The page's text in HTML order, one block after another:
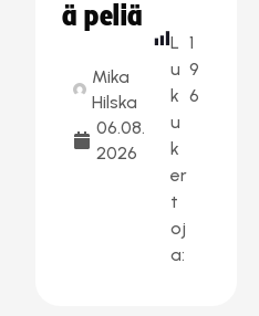
ä peliä
Mika
Hilska
06.08.
2026
L
u
k
u
k
er
t
oj
a:
1
9
6